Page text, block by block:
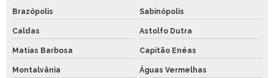
Brazópolis Sabinópolis
Caldas Astolfo Dutra
Matias Barbosa Capitão Enéas
Montalvânia Águas Vermelhas